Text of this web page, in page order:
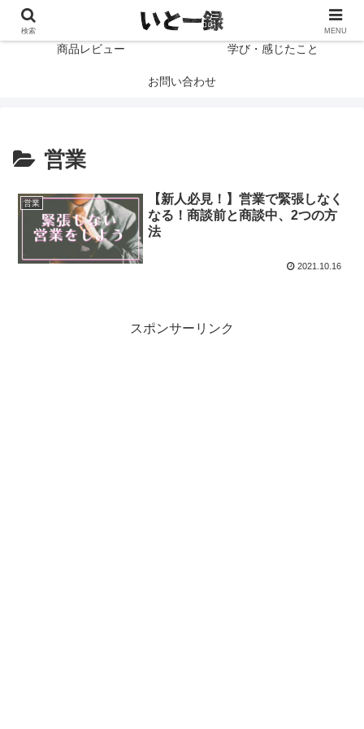
商品レビュー 学び・感じたこと
お問い合わせ
営業
営業
【新人必見！】営業で緊張しなく
なる！商談前と商談中、2つの方
法
2021.10.16
スポンサーリンク
検索 MENU